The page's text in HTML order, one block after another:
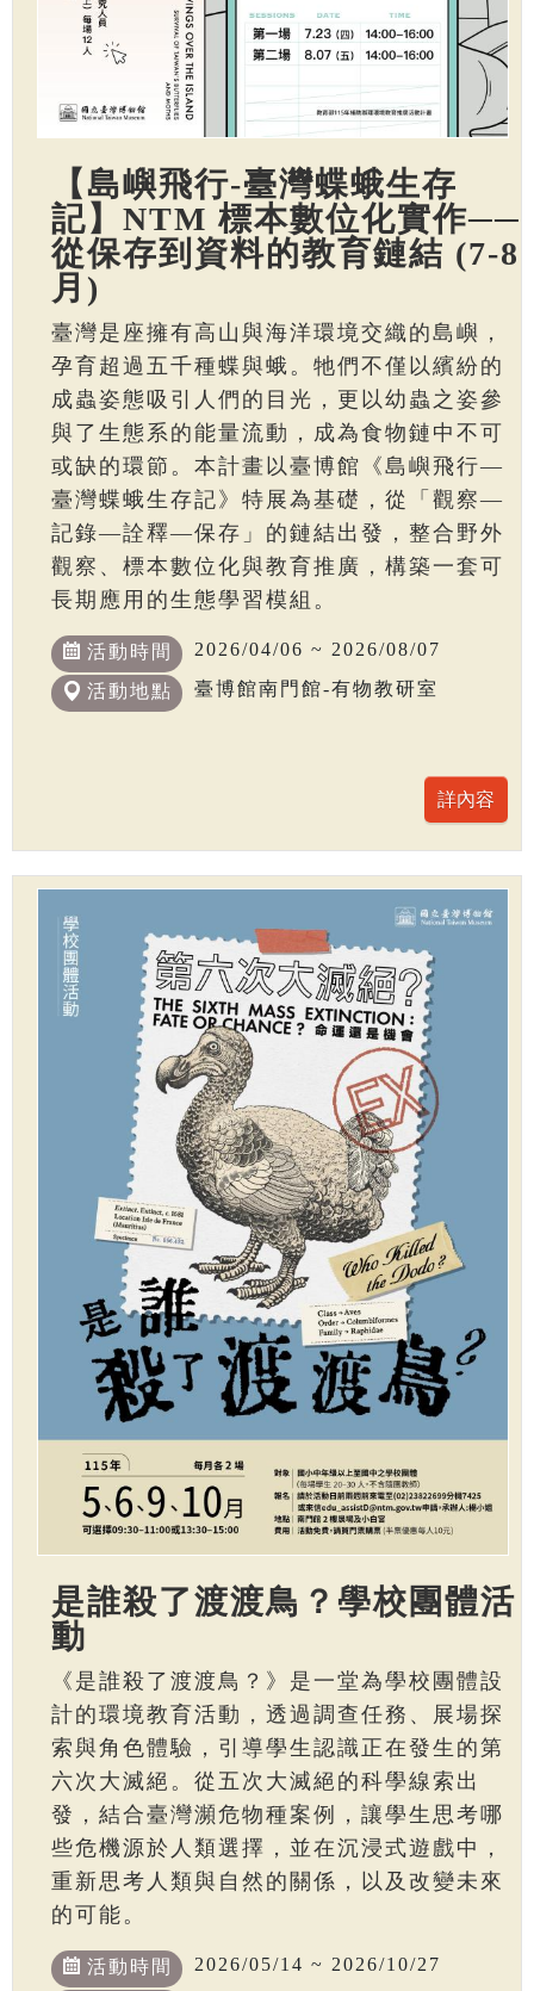
【島嶼飛行-臺灣蝶蛾生存
記】NTM 標本數位化實作──
從保存到資料的教育鏈結 (7-8
月)
臺灣是座擁有高山與海洋環境交織的島嶼，
孕育超過五千種蝶與蛾。牠們不僅以繽紛的
成蟲姿態吸引人們的目光，更以幼蟲之姿參
與了生態系的能量流動，成為食物鏈中不可
或缺的環節。本計畫以臺博館《島嶼飛行—
臺灣蝶蛾生存記》特展為基礎，從「觀察—
記錄—詮釋—保存」的鏈結出發，整合野外
觀察、標本數位化與教育推廣，構築一套可
長期應用的生態學習模組。
活動時間 2026/04/06 ~ 2026/08/07
活動地點 臺博館南門館-有物教研室
是誰殺了渡渡鳥？學校團體活
動
《是誰殺了渡渡鳥？》是一堂為學校團體設
計的環境教育活動，透過調查任務、展場探
索與角色體驗，引導學生認識正在發生的第
六次大滅絕。從五次大滅絕的科學線索出
發，結合臺灣瀕危物種案例，讓學生思考哪
些危機源於人類選擇，並在沉浸式遊戲中，
重新思考人類與自然的關係，以及改變未來
的可能。
活動時間 2026/05/14 ~ 2026/10/27